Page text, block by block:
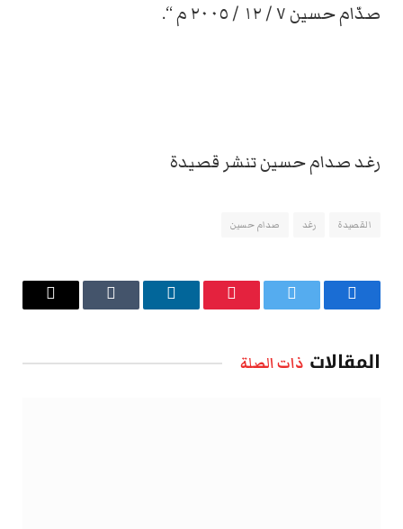
صدّام حسين ٧ / ١٢ / ٢٠٠٥ م “.
رغد صدام حسين تنشر قصيدة
القصيدة رغد صدام حسين
فيسبوك تويتر بينتيريستلينكدإن Tumblr
البريد
المقالات ذات الصلة